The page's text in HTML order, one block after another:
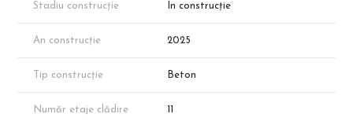
Stadiu construcție În construcție
An construcție 2025
Tip construcție Beton
Număr etaje clădire